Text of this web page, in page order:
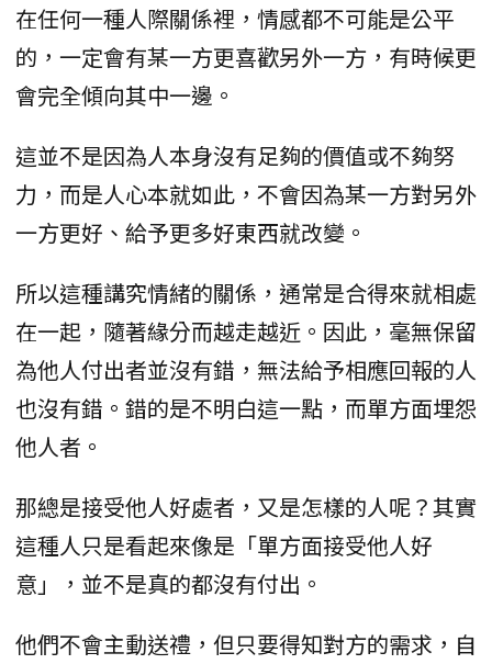
在任何一種人際關係裡，情感都不可能是公平
的，一定會有某一方更喜歡另外一方，有時候更
會完全傾向其中一邊。
這並不是因為人本身沒有足夠的價值或不夠努
力，而是人心本就如此，不會因為某一方對另外
一方更好、給予更多好東西就改變。
所以這種講究情緒的關係，通常是合得來就相處
在一起，隨著緣分而越走越近。因此，毫無保留
為他人付出者並沒有錯，無法給予相應回報的人
也沒有錯。錯的是不明白這一點，而單方面埋怨
他人者。
那總是接受他人好處者，又是怎樣的人呢？其實
這種人只是看起來像是「單方面接受他人好
意」，並不是真的都沒有付出。
他們不會主動送禮，但只要得知對方的需求，自